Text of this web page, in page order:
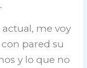
me voy
pared su
y lo que no